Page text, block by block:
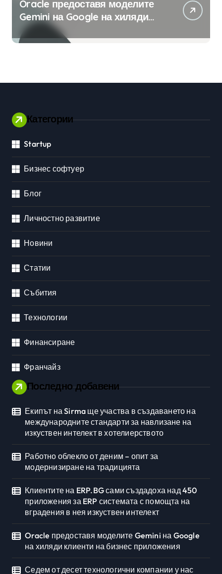
Oracle предоставя моделите
Gemini на Google на хиляди
клиенти на бизнес
приложения
Категории
Startup
Бизнес софтуер
Блог
Личностно развитие
Новини
Статии
Събития
Технологии
Финансиране
Франчайз
Последно добавени
Екипът на Sirma ще участва в създаването на
международните стандарти за навлизане на
изкуствен интелект в хотелиерството
Работно облекло от деним – опит за
модернизиране на традицията
Клиентите на ERP.BG сами създадоха над 450
приложения за ERP системата с помощта на
вградения в нея изкуствен интелект
Oracle предоставя моделите Gemini на Google
на хиляди клиенти на бизнес приложения
Седем от десет технологични компании у нас